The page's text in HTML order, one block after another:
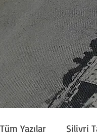
Tüm Yazılar Silivri